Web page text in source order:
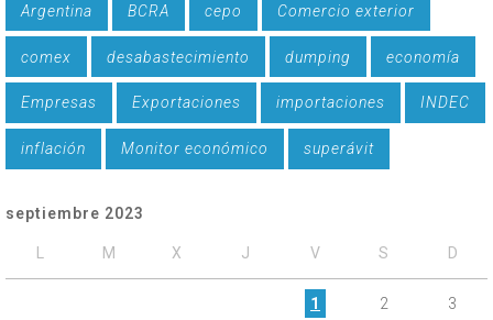
Argentina BCRA cepo Comercio exterior
comex desabastecimiento dumping economía
Empresas Exportaciones importaciones INDEC
inflación Monitor económico superávit
septiembre 2023
M X J V S D
1 2 3